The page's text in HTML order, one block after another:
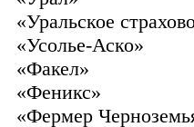
«Уральское
«Усолье-Аско»
«Факел»
«Феникс»
«Фермер